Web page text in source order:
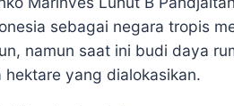
sebagai negara tropis
namun saat ini budi daya
hektare yang dialokasikan.